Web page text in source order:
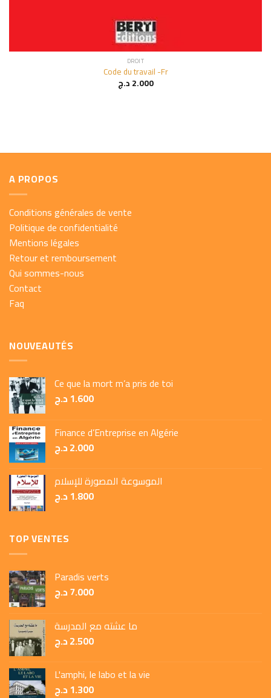
DROIT
Code du travail -Fr
2.000د.ج
A PROPOS
Conditions générales de vente
Politique de confidentialité
Mentions légales
Retour et remboursement
Qui sommes-nous
Contact
Faq
NOUVEAUTÉS
Ce que la mort m’a pris de toi
1.600د.ج
Finance d’Entreprise en Algérie
2.000د.ج
الموسوعة المصورة للإسلام
1.800د.ج
TOP VENTES
Paradis verts
7.000د.ج
ما عشته مع المدرسة
2.500د.ج
L'amphi, le labo et la vie
1.300د.ج